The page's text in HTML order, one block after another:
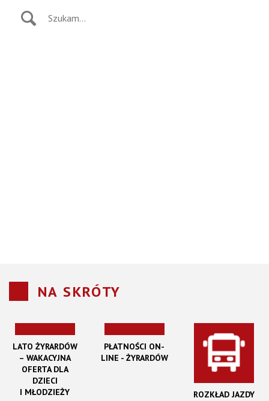
NA SKRÓTY
LATO ŻYRARDÓW
– WAKACYJNA
OFERTA DLA
DZIECI
I MŁODZIEŻY
PŁATNOŚCI ON-
LINE - ŻYRARDÓW
ROZKŁAD JAZDY